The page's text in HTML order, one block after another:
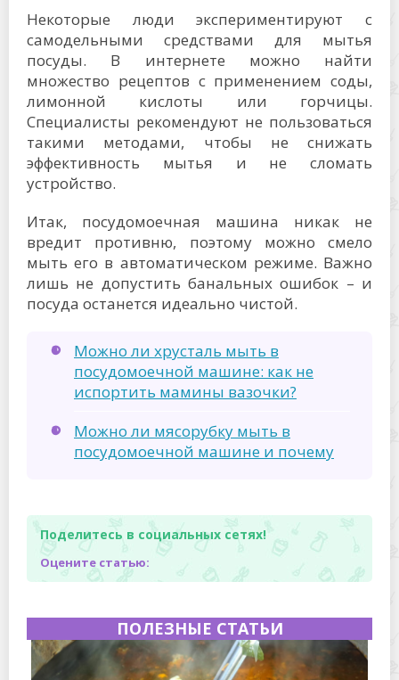
Некоторые люди экспериментируют с
самодельными средствами для мытья
посуды. В интернете можно найти
множество рецептов с применением соды,
лимонной кислоты или горчицы.
Специалисты рекомендуют не пользоваться
такими методами, чтобы не снижать
эффективность мытья и не сломать
устройство.
Итак, посудомоечная машина никак не
вредит противню, поэтому можно смело
мыть его в автоматическом режиме. Важно
лишь не допустить банальных ошибок – и
посуда останется идеально чистой.
Можно ли хрусталь мыть в
посудомоечной машине: как не
испортить мамины вазочки?
Можно ли мясорубку мыть в
посудомоечной машине и почему
Поделитесь в социальных сетях!
Оцените статью:
ПОЛЕЗНЫЕ СТАТЬИ